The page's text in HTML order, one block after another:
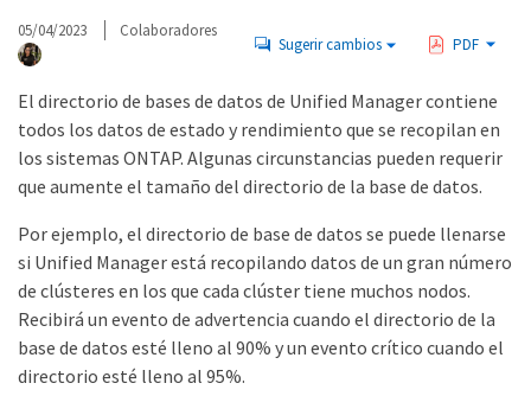
05/04/2023 Colaboradores
Sugerir cambios PDF
El directorio de bases de datos de Unified Manager contiene
todos los datos de estado y rendimiento que se recopilan en
los sistemas ONTAP. Algunas circunstancias pueden requerir
que aumente el tamaño del directorio de la base de datos.
Por ejemplo, el directorio de base de datos se puede llenarse
si Unified Manager está recopilando datos de un gran número
de clústeres en los que cada clúster tiene muchos nodos.
Recibirá un evento de advertencia cuando el directorio de la
base de datos esté lleno al 90% y un evento crítico cuando el
directorio esté lleno al 95%.